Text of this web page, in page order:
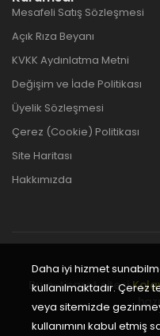
Mesafeli Satış Sözleşmesi
Açık Rıza Beyanı
KVKK Aydınlatma Metni
Değişim ve İade Politikası
Üyelik Sözleşmesi
Çerez (Cookie) Politikası
Site Haritası
Hakkımızda
Bu e-ticaret sitesi
Daha iyi hizmet
kullanılmaktadır. Çerez
veya sitemizde
kullanımını kabul etmiş